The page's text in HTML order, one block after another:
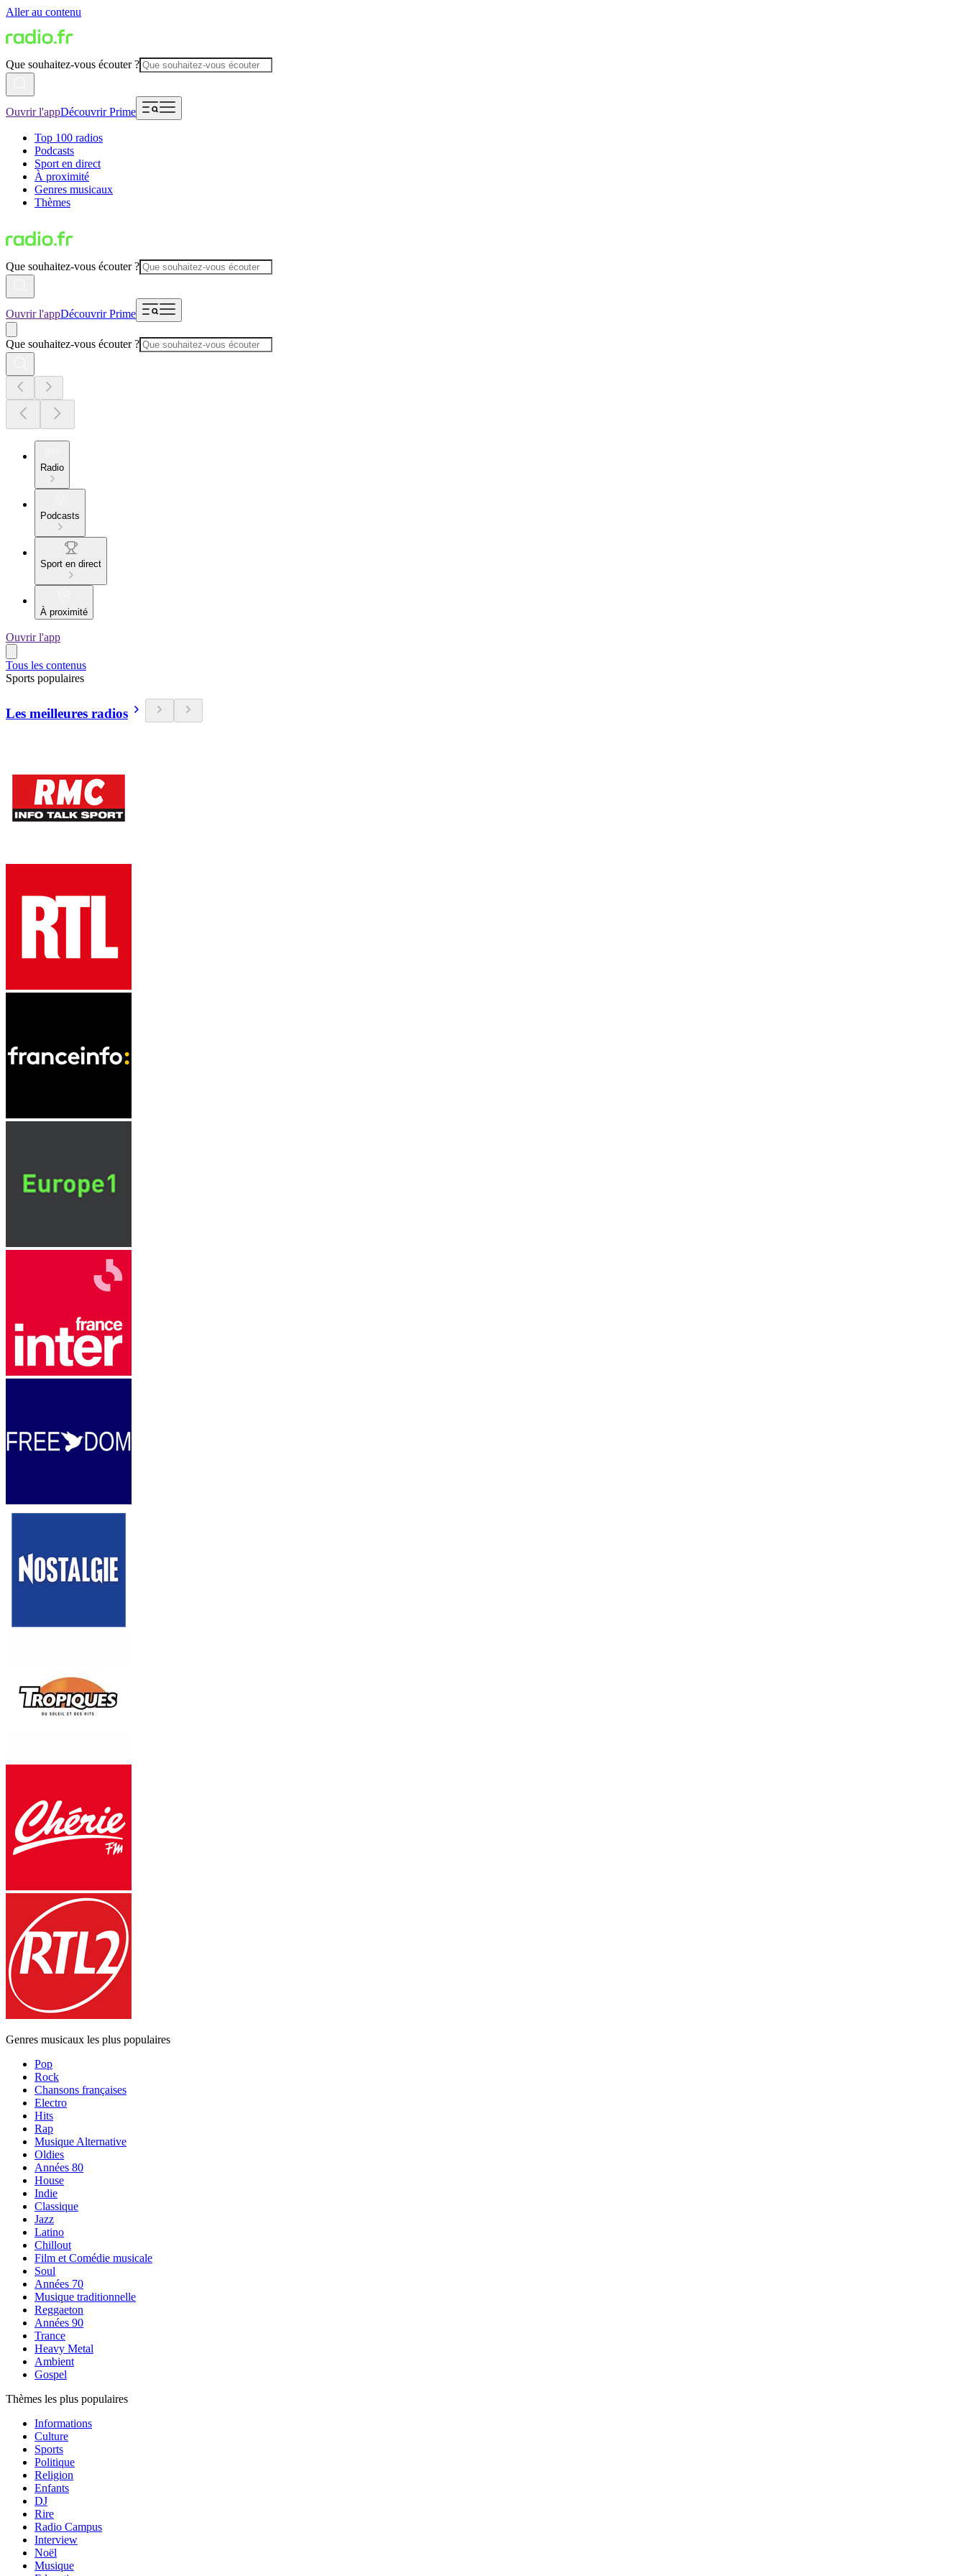
Aller au contenu
Que souhaitez-vous écouter ?
Ouvrir l'appDécouvrir Prime
Top 100 radios
Podcasts
Sport en direct
À proximité
Genres musicaux
Thèmes
Que souhaitez-vous écouter ?
Ouvrir l'appDécouvrir Prime
Que souhaitez-vous écouter ?
Radio
Podcasts
Sport en direct
À proximité
Ouvrir l'app
Tous les contenus
Sports populaires
Les meilleures radios
Genres musicaux les plus populaires
Pop
Rock
Chansons françaises
Electro
Hits
Rap
Musique Alternative
Oldies
Années 80
House
Indie
Classique
Jazz
Latino
Chillout
Film et Comédie musicale
Soul
Années 70
Musique traditionnelle
Reggaeton
Années 90
Trance
Heavy Metal
Ambient
Gospel
Thèmes les plus populaires
Informations
Culture
Sports
Politique
Religion
Enfants
DJ
Rire
Radio Campus
Interview
Noël
Musique